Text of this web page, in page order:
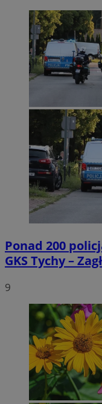
Ponad 200
GKS Tychy –
9